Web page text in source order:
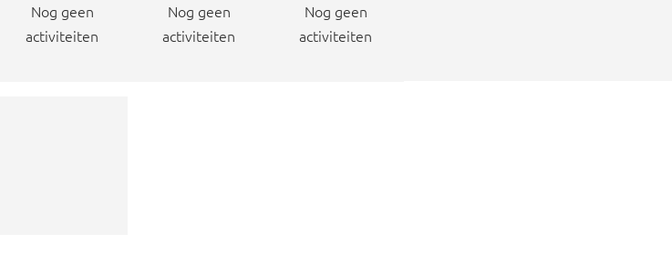
Nog geen
activiteiten
Nog geen
activiteiten
Nog geen
activiteiten